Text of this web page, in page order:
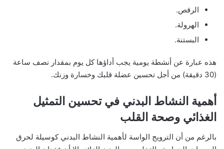
الرقص.
الهرولة.
البستنة.
هذه عبارة عن أنشطة يومية يجب أداؤها كل يوم بمقدار نصف ساعة
(30 دقيقة) من أجل تحسين عضلة قلبك وخسارة وزنك.
أهمية النشاط البدني في تحسين التمثيل
الغذائي وصحة القلب
بالرغم من أن الترويج الواسة لأهمية النشاط البدني كوسيلة لحرق